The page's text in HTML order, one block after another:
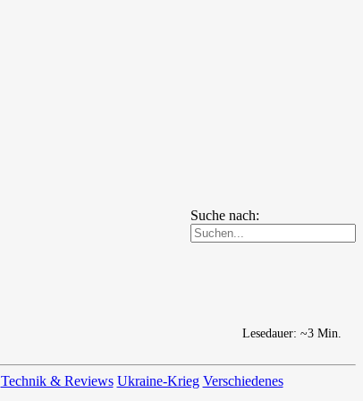
Suche nach:
Technik & Reviews Ukraine-Krieg Verschiedenes
Lesedauer: ~3 Min.